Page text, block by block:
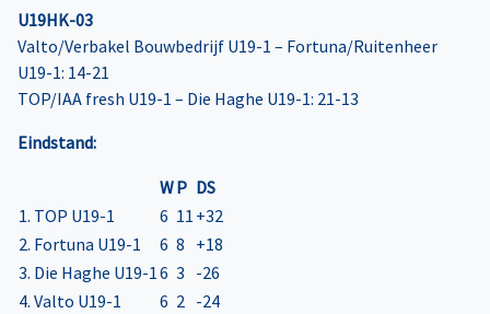
U19HK-03
Valto/Verbakel Bouwbedrijf U19-1 – Fortuna/Ruitenheer
U19-1: 14-21
TOP/IAA fresh U19-1 – Die Haghe U19-1: 21-13
Eindstand:
WP DS
1. TOP U19-1
6 11 +32
2. Fortuna U19-1
6 8 +18
3. Die Haghe U19-16 3 -26
4. Valto U19-1
6 2 -24